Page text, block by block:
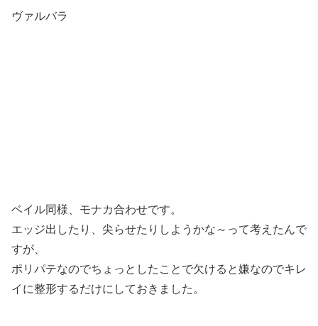
ヴァルバラ
ベイル同様、モナカ合わせです。
エッジ出したり、尖らせたりしようかな～って考えたんで
すが、
ポリパテなのでちょっとしたことで欠けると嫌なのでキレ
イに整形するだけにしておきました。